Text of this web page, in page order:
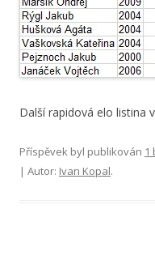
Další rapidová elo listina
Příspěvek byl publikován 1
| Autor: Ivan Kopal.